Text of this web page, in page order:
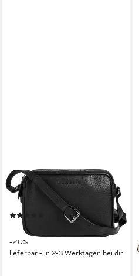
BUGATTI
Umhängetasche BELLA, echt
Leder
ab 91,95 € 114,95 €
-20%
lieferbar - in 2-3 Werktagen bei dir